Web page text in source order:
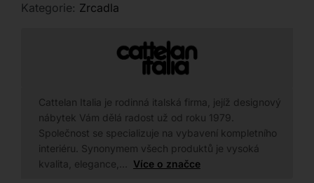
Kategorie: Zrcadla
Cattelan Italia je rodinná italská firma, jejíž designový
nábytek Vám dělá radost už od roku 1979.
Společnost se specializuje na vybavení kompletního
interiéru. Synonymem všech produktů je vysoká
kvalita, elegance,… Více o značce